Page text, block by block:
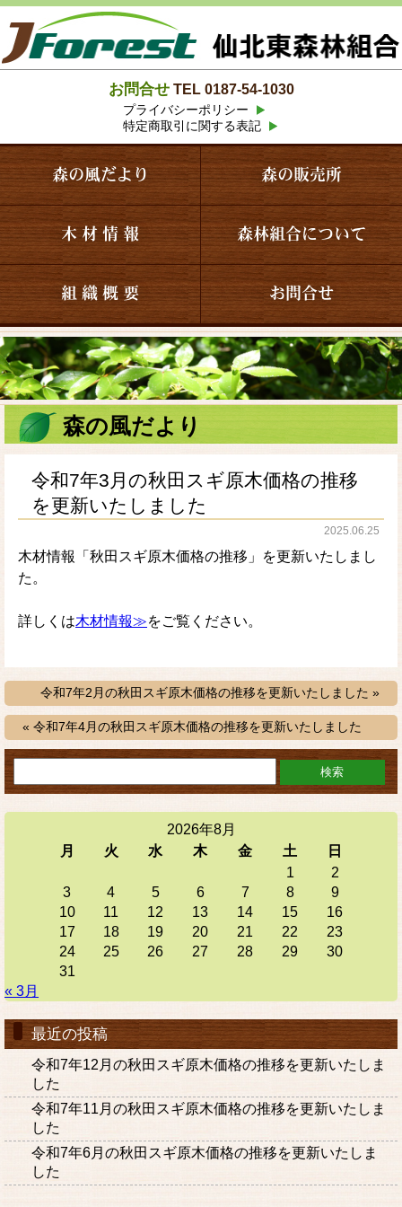
お問合せ TEL 0187-54-1030
プライバシーポリシー
特定商取引に関する表記
森の風だより 森の販売所
木 材 情 報 森林組合について
組 織 概 要 お問合せ
森の風だより
令和7年3月の秋田スギ原木価格の推移
を更新いたしました
2025.06.25
木材情報「秋田スギ原木価格の推移」を更新いたしまし
た。
詳しくは木材情報≫をご覧ください。
令和7年2月の秋田スギ原木価格の推移を更新いたしました »
« 令和7年4月の秋田スギ原木価格の推移を更新いたしました
2026年8月
月
火 水 木 金 土
日
1
2
3
4 5 6 7 8
9
10
11 12 13 14 15
16
17
18 19 20 21 22
23
24
25 26 27 28 29
30
31
« 3月
最近の投稿
令和7年12月の秋田スギ原木価格の推移を更新いたしま
した
令和7年11月の秋田スギ原木価格の推移を更新いたしま
した
令和7年6月の秋田スギ原木価格の推移を更新いたしま
した